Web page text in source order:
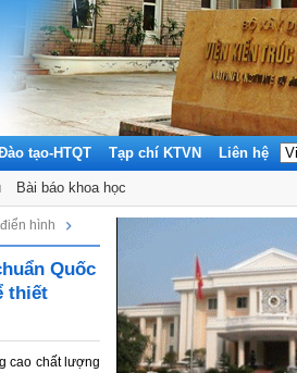
Bài báo khoa học
tạo-HTQT Tạp chí KTVN Liên hệ
hình
Quốc
thiết
cao chất lượng